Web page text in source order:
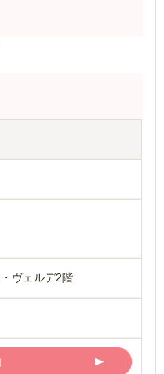
ヴェルデ2階